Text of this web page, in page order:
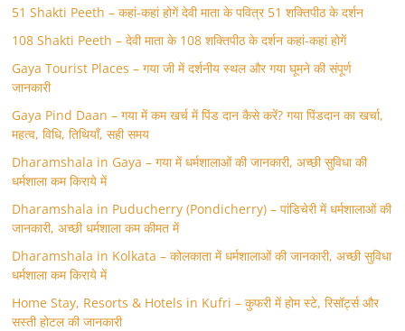
51 Shakti Peeth – कहां-कहां होगें देवी माता के पवित्र 51 शक्तिपीठ के दर्शन
108 Shakti Peeth – देवी माता के 108 शक्तिपीठ के दर्शन कहां-कहां होगें
Gaya Tourist Places – गया जी में दर्शनीय स्थल और गया घूमने की संपूर्ण
जानकारी
Gaya Pind Daan – गया में कम खर्च में पिंड दान कैसे करें? गया पिंडदान का खर्चा,
महत्व, विधि, तिथियाँ, सही समय
Dharamshala in Gaya – गया में धर्मशालाओं की जानकारी, अच्छी सुविधा की
धर्मशाला कम किराये में
Dharamshala in Puducherry (Pondicherry) – पांडिचेरी में धर्मशालाओं की
जानकारी, अच्छी धर्मशाला कम कीमत में
Dharamshala in Kolkata – कोलकाता में धर्मशालाओं की जानकारी, अच्छी सुविधा
धर्मशाला कम किराये में
Home Stay, Resorts & Hotels in Kufri – कुफरी में होम स्‍टे, रिसॉर्ट्स और
सस्ती होटल की जानकारी